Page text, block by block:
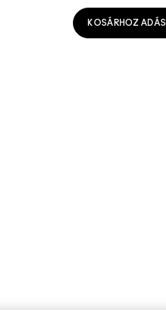
KOSÁRHOZ ADÁS